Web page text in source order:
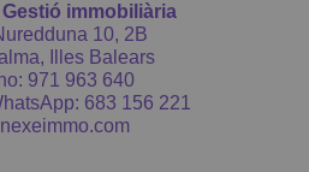
immobiliària
10, 2B
Illes Balears
971 963 640
683 156 221